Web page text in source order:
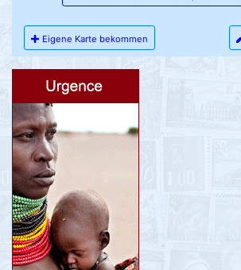
Eigene Karte bekommen